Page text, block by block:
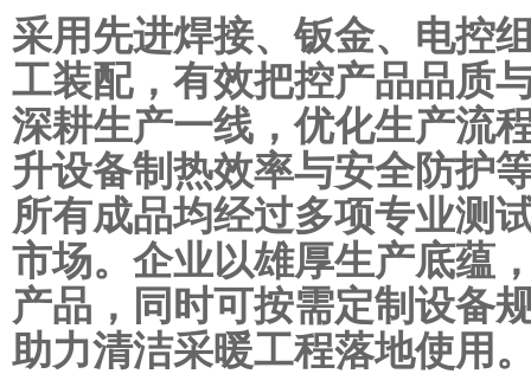
采用先进焊接、钣金、电控
工装配，有效把控产品品质
深耕生产一线，优化生产流
升设备制热效率与安全防护
所有成品均经过多项专业测
市场。企业以雄厚生产底蕴
产品，同时可按需定制设备
助力清洁采暖工程落地使用